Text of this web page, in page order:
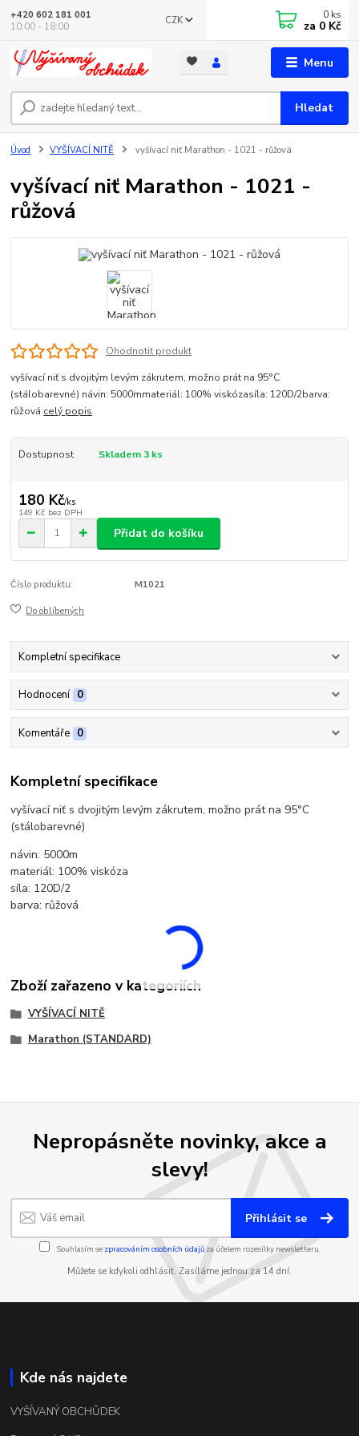
Menu
CZK
Hledat
+420 602 181 001
10:00 - 18:00
0 ks
za 0 Kč
Úvod VYŠÍVACÍ NITĚ vyšívací niť Marathon - 1021 - růžová
vyšívací niť Marathon - 1021 -
růžová
Ohodnotit produkt
vyšívací niť s dvojitým levým zákrutem, možno prát na 95°C
(stálobarevné) návin: 5000mmateriál: 100% viskózasíla: 120D/2barva:
růžová celý popis
Dostupnost Skladem 3 ks
180 Kč/ks
149 Kč bez DPH
Přidat do košíku
Číslo produktu: M1021
Do oblíbených
Kompletní specifikace
Hodnocení 0
Komentáře 0
Kompletní specifikace
vyšívací niť s dvojitým levým zákrutem, možno prát na 95°C
(stálobarevné)
návin: 5000m
materiál: 100% viskóza
síla: 120D/2
barva: růžová
Zboží zařazeno v kategoriích
VYŠÍVACÍ NITĚ
Marathon (STANDARD)
Nepropásněte novinky, akce a
slevy!
Přihlásit se
Souhlasím se zpracováním osobních údajůza účelem rozesílky newsletteru.
Můžete se kdykoli odhlásit. Zasíláme jednou za 14 dní.
Kde nás najdete
VYŠÍVANÝ OBCHŮDEK